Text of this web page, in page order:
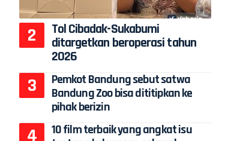
Tol Cibadak-Sukabumi
ditargetkan beroperasi tahun
2026
Pemkot Bandung sebut satwa
Bandung Zoo bisa dititipkan ke
pihak berizin
10 film terbaik yang angkat isu